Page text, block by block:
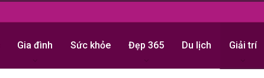
Gia đình Sức khỏe Đẹp 365 Du lịch Giải trí